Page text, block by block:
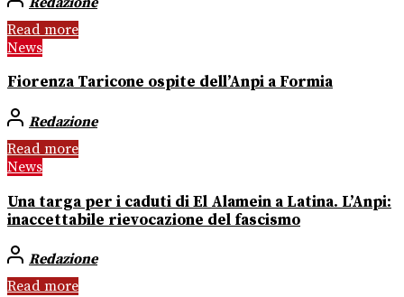
Read more
News
Fiorenza Taricone ospite dell’Anpi a Formia
Redazione
Read more
News
Una targa per i caduti di El Alamein a Latina. L’Anpi:
inaccettabile rievocazione del fascismo
Redazione
Read more